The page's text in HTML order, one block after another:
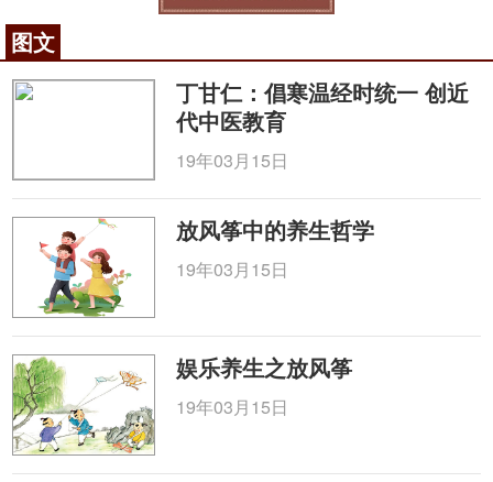
图文
丁甘仁：倡寒温经时统一 创近
代中医教育
19年03月15日
放风筝中的养生哲学
19年03月15日
娱乐养生之放风筝
19年03月15日